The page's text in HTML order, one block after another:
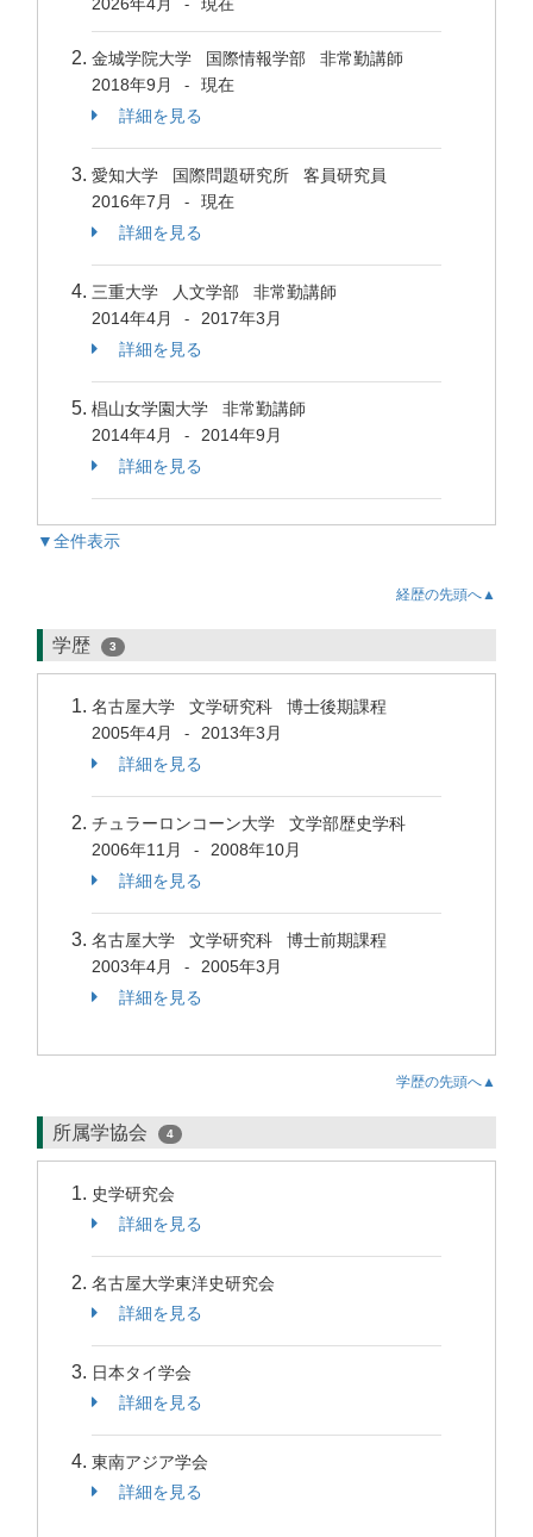
-
金城学院大学 国際情報学部 非常勤講師
2018年9月
-
現在
詳細を見る
愛知大学 国際問題研究所 客員研究員
2016年7月
-
現在
詳細を見る
三重大学 人文学部 非常勤講師
2014年4月
-
2017年3月
詳細を見る
椙山女学園大学 非常勤講師
2014年4月
-
2014年9月
詳細を見る
▼全件表示
経歴の先頭へ▲
学歴 3
名古屋大学 文学研究科 博士後期課程
2005年4月
-
2013年3月
詳細を見る
チュラーロンコーン大学 文学部歴史学科
2006年11月
-
2008年10月
詳細を見る
名古屋大学 文学研究科 博士前期課程
2003年4月
-
2005年3月
詳細を見る
学歴の先頭へ▲
所属学協会 4
史学研究会
詳細を見る
名古屋大学東洋史研究会
詳細を見る
日本タイ学会
詳細を見る
東南アジア学会
詳細を見る